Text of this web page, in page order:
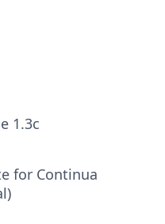
1.3c
for Continua